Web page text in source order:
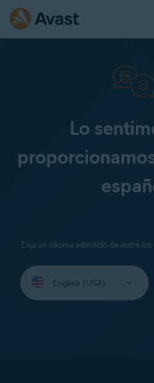
Lo
Elija un idioma admitido de entre
su